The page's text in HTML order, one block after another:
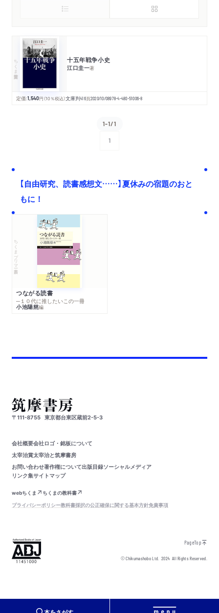
ちくま学芸文庫 十五年戦争小史
江口圭一著
定価:1,540円 （10％税込）文庫判416頁2020/10/08978-4-480-51006-8
1-1/1
1
【自由研究、読書感想文……】夏休みの宿題のおと
もに！
ちくまプリマー新書
つながる読書
─１０代に推したいこの一冊
小池陽慈編
〒111-8755 東京都台東区蔵前2-5-3
会社概要会社ロゴ・銘板について
太宰治賞太宰治と筑摩書房
お問い合わせ著作権について出版目録ソーシャルメディア
リンク集サイトマップ
webちくま
ちくまの教科書
プライバシーポリシー教科書採択の公正確保に関する基本方針免責事項
PageTop
© Chikumashobo Ltd.2024 All Rights Reserved.